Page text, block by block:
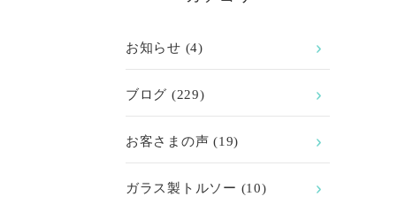
お知らせ (4)
ブログ (229)
お客さまの声 (19)
ガラス製トルソー (10)